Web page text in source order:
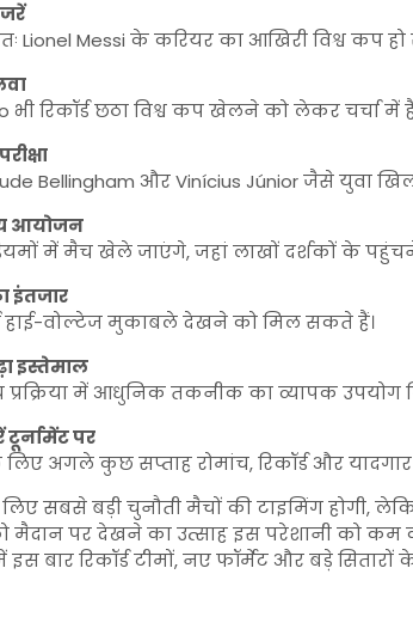
Lionel Messi के करियर का आखिरी विश्व कप
भी रिकॉर्ड छठा विश्व कप खेलने को लेकर चर्चा में
Bellingham और Vinícius Júnior जैसे युवा
आयोजन
में मैच खेले जाएंगे, जहां लाखों दर्शकों के पहुंचने
इंतजार
हाई-वोल्टेज मुकाबले देखने को मिल सकते हैं।
इस्तेमाल
प्रक्रिया में आधुनिक तकनीक का व्यापक उपयोग
पर
अगले कुछ सप्ताह रोमांच, रिकॉर्ड और
सबसे बड़ी चुनौती मैचों की टाइमिंग होगी,
मैदान पर देखने का उत्साह इस परेशानी को कम
बार रिकॉर्ड टीमों, नए फॉर्मेट और बड़े